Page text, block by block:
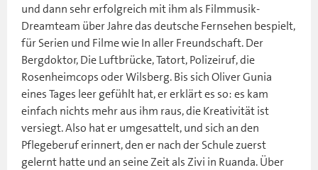
und dann sehr erfolgreich mit ihm als Filmmusik-
Dreamteam über Jahre das deutsche Fernsehen bespielt,
für Serien und Filme wie In aller Freundschaft. Der
Bergdoktor, Die Luftbrücke, Tatort, Polizeiruf, die
Rosenheimcops oder Wilsberg. Bis sich Oliver Gunia
eines Tages leer gefühlt hat, er erklärt es so: es kam
einfach nichts mehr aus ihm raus, die Kreativität ist
versiegt. Also hat er umgesattelt, und sich an den
Pflegeberuf erinnert, den er nach der Schule zuerst
gelernt hatte und an seine Zeit als Zivi in Ruanda. Über